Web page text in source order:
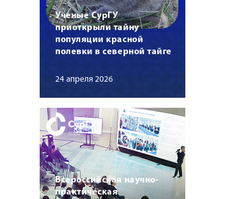
Ученые СурГУ
приоткрыли тайну
популяции красной
полевки в северной тайге
24 апреля 2026
Всероссийская научно-
практическая